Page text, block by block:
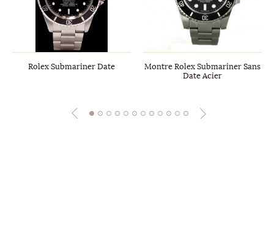
Rolex Submariner Date
Montre Rolex Submariner Sans
Date Acier